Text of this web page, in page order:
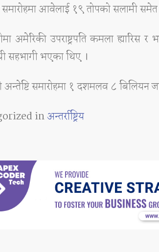
समारोहमा आवेलाई १९ तोपको सलामी
अमेरिकी उपराष्ट्रपति कमला
सहभागी भएका थिए ।
समारोहमा १ दशमलव ८ बिलियन
inअन्तर्राष्ट्रिय